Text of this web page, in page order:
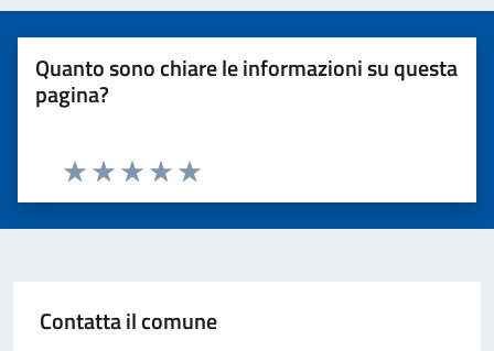
Quanto sono chiare le informazioni su questa
pagina?
Valuta 5 stelle su 5
Valuta 4 stelle su 5
Valuta 3 stelle su 5
Valuta 2 stelle su 5
Valuta 1 stelle su 5
Contatta il comune